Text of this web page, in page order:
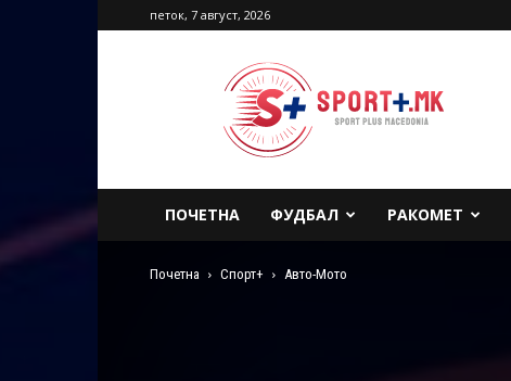
петок, 7 август, 2026
Sport
Plus
Macedonia
ПОЧЕТНА ФУДБАЛ РАКОМЕТ
Почетна Спорт+ Авто-Мото